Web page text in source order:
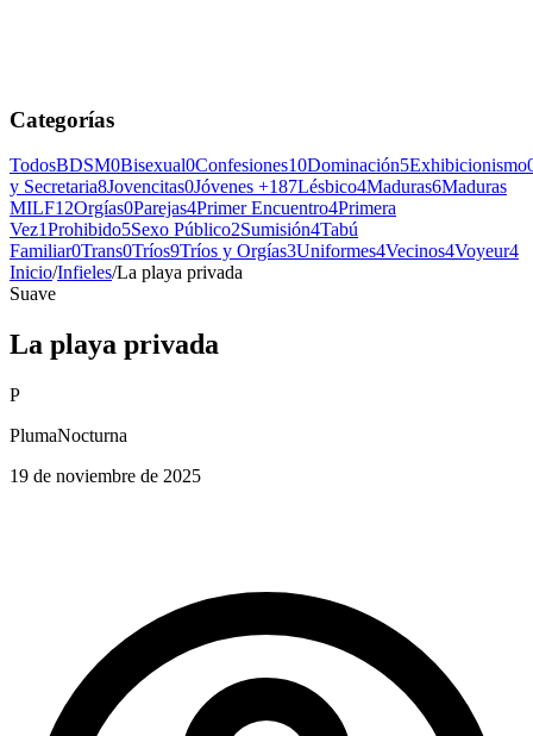
Categorías
TodosBDSM0Bisexual0Confesiones10Dominación5Exhibicionismo
y Secretaria8Jovencitas0Jóvenes +187Lésbico4Maduras6Maduras
MILF12Orgías0Parejas4Primer Encuentro4Primera
Vez1Prohibido5Sexo Público2Sumisión4Tabú
Familiar0Trans0Tríos9Tríos y Orgías3Uniformes4Vecinos4Voyeur4
Inicio/Infieles/La playa privada
Suave
La playa privada
P
PlumaNocturna
19 de noviembre de 2025